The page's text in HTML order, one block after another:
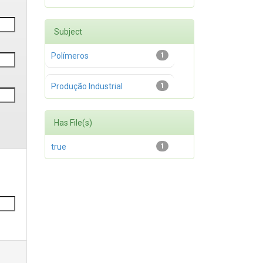
Subject
1
Polímeros
1
Produção Industrial
Has File(s)
1
true